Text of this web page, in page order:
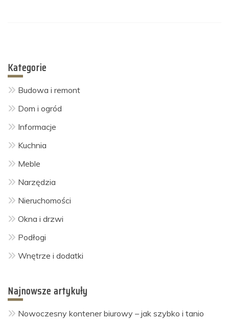
Kategorie
Budowa i remont
Dom i ogród
Informacje
Kuchnia
Meble
Narzędzia
Nieruchomości
Okna i drzwi
Podłogi
Wnętrze i dodatki
Najnowsze artykuły
Nowoczesny kontener biurowy – jak szybko i tanio